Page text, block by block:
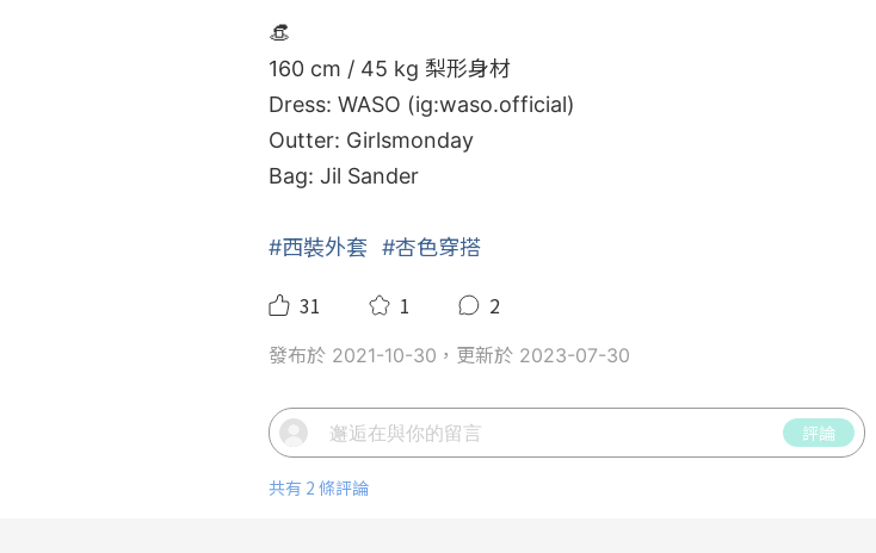
👒
160 cm / 45 kg 梨形身材
Dress: WASO (ig:waso.official)
Outter: Girlsmonday
Bag: Jil Sander
#西裝外套 #杏色穿搭
31 1 2
發布於 2021-10-30，更新於 2023-07-30
評論
共有 2 條評論